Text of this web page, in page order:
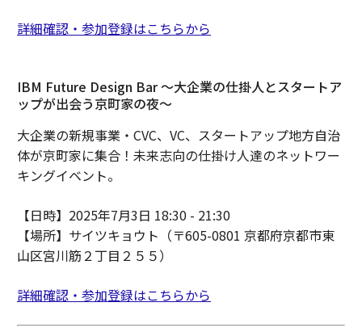
詳細確認・参加登録はこちらから
IBM Future Design Bar 〜大企業の仕掛人とスタートア
ップが出会う京町家の夜～
大企業の新規事業・CVC、VC、スタートアップ地方自治
体が京町家に集合！未来志向の仕掛け人達のネットワー
キングイベント。
【日時】2025年7月3日 18:30 - 21:30
【場所】サイツキョウト（〒605-0801 京都府京都市東
山区宮川筋２丁目２５５）
詳細確認・参加登録はこちらから